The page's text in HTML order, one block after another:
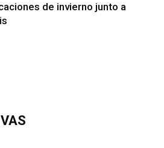
de invierno junto a